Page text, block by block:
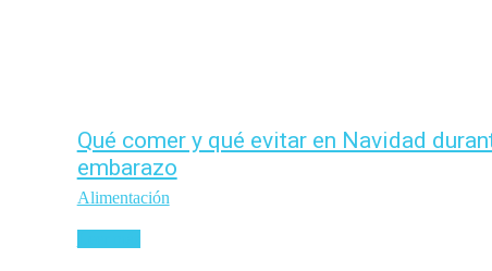
Qué comer y qué evitar en Navidad
embarazo
Alimentación